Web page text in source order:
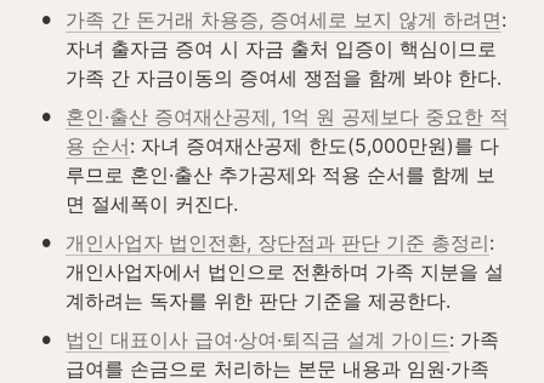
• 가족 간 돈거래 차용증, 증여세로 보지 않게 하려면:
자녀 출자금 증여 시 자금 출처 입증이 핵심이므로
가족 간 자금이동의 증여세 쟁점을 함께 봐야 한다.
•
혼인·출산 증여재산공제, 1억 원 공제보다 중요한 적
용 순서: 자녀 증여재산공제 한도(5,000만원)를 다
루므로 혼인·출산 추가공제와 적용 순서를 함께 보
면 절세폭이 커진다.
• 개인사업자 법인전환, 장단점과 판단 기준 총정리:
개인사업자에서 법인으로 전환하며 가족 지분을 설
계하려는 독자를 위한 판단 기준을 제공한다.
• 법인 대표이사 급여·상여·퇴직금 설계 가이드: 가족
급여를 손금으로 처리하는 본문 내용과 임원·가족